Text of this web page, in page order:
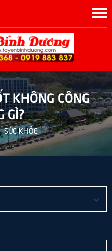
KHÔNG CÔNG
GÌ?
SỨC KHỎE